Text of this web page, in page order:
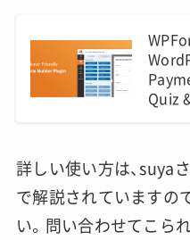
Quiz
詳しい使い方は、suyaさ
で解説されていますの
い。問い合わせてこら